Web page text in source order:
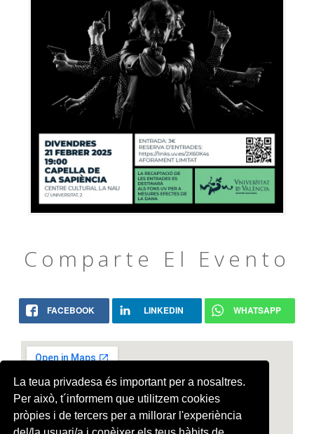
La teua privadesa és important per a nosaltres.
Per això, t´informem que utilitzem cookies
pròpies i de tercers per a millorar l'experiència
Comparte El Evento
FACEBOOK LINKEDIN WHATSAPP